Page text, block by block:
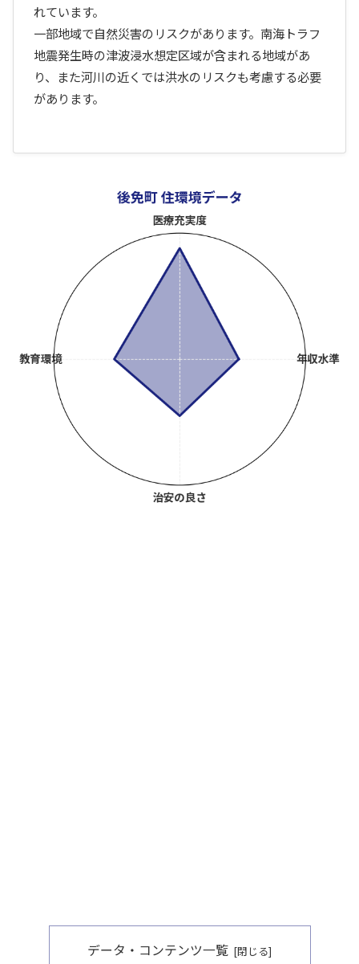
れています。
一部地域で自然災害のリスクがあります。南海トラフ
地震発生時の津波浸水想定区域が含まれる地域があ
り、また河川の近くでは洪水のリスクも考慮する必要
があります。
データ・コンテンツ一覧